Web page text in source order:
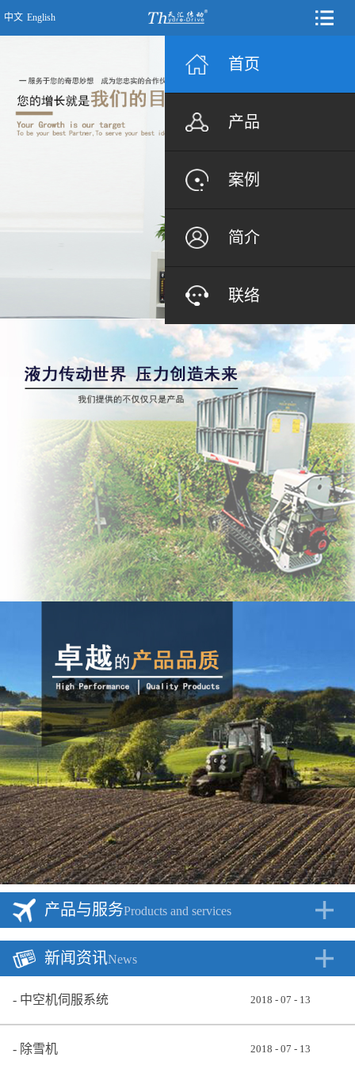
中文 English
首页
产品
案例
简介
联络
产品与服务Products and services
新闻资讯News
中空机伺服系统 2018 - 07 - 13
除雪机 2018 - 07 - 13